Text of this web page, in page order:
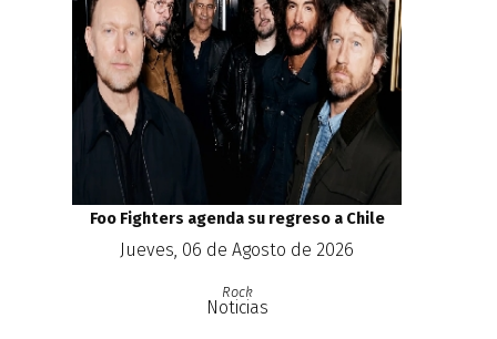
Foo Fighters agenda su regreso a Chile
Jueves, 06 de Agosto de 2026
Rock
Noticias